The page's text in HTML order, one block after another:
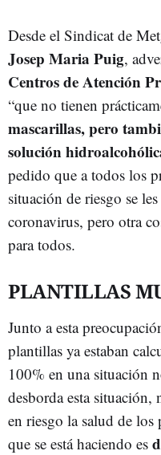
Desde el Sindicat de
Josep Maria Puig,
Centros de Atención
“que no tienen
mascarillas, pero
solución
pedido que a todos los
situación de riesgo se
coronavirus, pero otra
para todos.
PLANTILLAS
Junto a esta
plantillas ya estaban
100% en una situación
desborda esta
en riesgo la salud de los
que se está haciendo es